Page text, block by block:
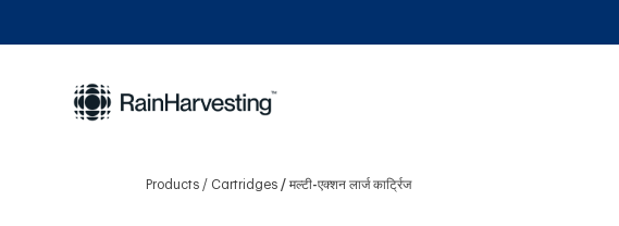
Products Cartridges मल्टी-एक्शन लार्ज कार्ट्रिज